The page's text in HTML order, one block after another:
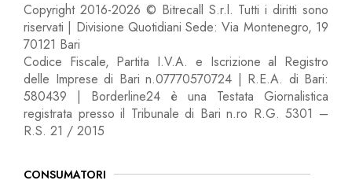
Copyright 2016-2026 © Bitrecall S.r.l. Tutti i diritti sono
riservati | Divisione Quotidiani Sede: Via Montenegro, 19
70121 Bari
Codice Fiscale, Partita I.V.A. e Iscrizione al Registro
delle Imprese di Bari n.07770570724 | R.E.A. di Bari:
580439 | Borderline24 è una Testata Giornalistica
registrata presso il Tribunale di Bari n.ro R.G. 5301 –
R.S. 21 / 2015
CONSUMATORI